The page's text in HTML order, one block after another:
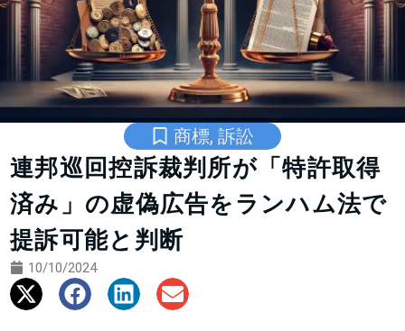
商標, 訴訟
連邦巡回控訴裁判所が「特許取得
済み」の虚偽広告をランハム法で
提訴可能と判断
10/10/2024